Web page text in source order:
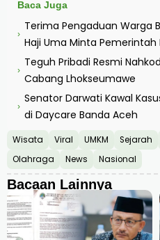
Baca Juga
›
Terima Pengaduan Warga
Haji Uma Minta Pemerintah
›
Teguh Pribadi Resmi
Cabang Lhokseumawe
›
Senator Darwati Kawal
di Daycare Banda Aceh
Wisata Viral UMKM Sejarah
Olahraga
News Nasional
Bacaan Lainnya